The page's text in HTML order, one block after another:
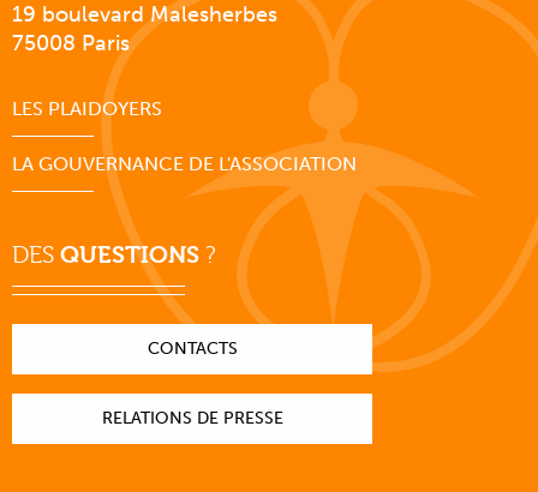
19 boulevard Malesherbes
75008 Paris
LES PLAIDOYERS
LA GOUVERNANCE DE L'ASSOCIATION
DES QUESTIONS ?
CONTACTS
RELATIONS DE PRESSE